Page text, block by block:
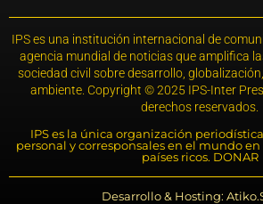
IPS es una institución internacional de
agencia mundial de noticias que amplifica
sociedad civil sobre desarrollo,
ambiente. Copyright © 2025 IPS-Inter
derechos reservados.
IPS es la única organización
personal y corresponsales en el mundo
países ricos. DONAR
Desarrollo & Hosting: